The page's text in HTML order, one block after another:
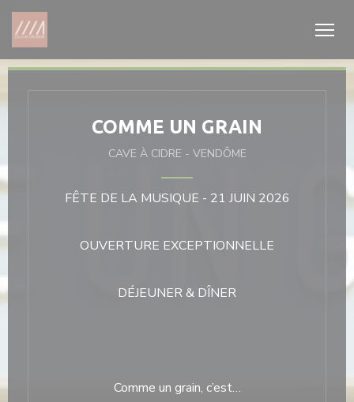
Personnalisation de vos choix en matière de cookies
COMME UN GRAIN
CAVE À CIDRE - VENDÔME
FÊTE DE LA MUSIQUE - 21 JUIN 2026
OUVERTURE EXCEPTIONNELLE
DÉJEUNER & DÎNER
Comme un grain, c’est…